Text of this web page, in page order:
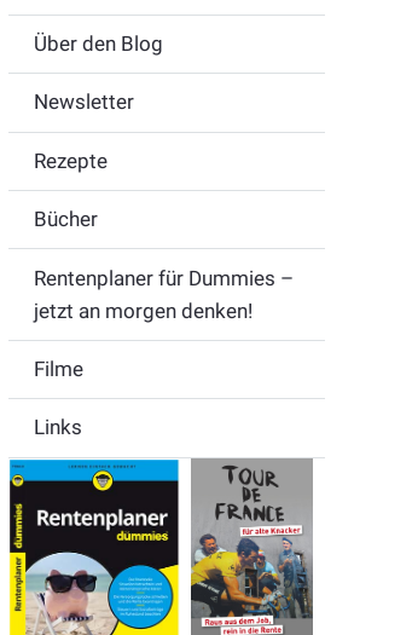
Über den Blog
Newsletter
Rezepte
Bücher
Rentenplaner für Dummies –
jetzt an morgen denken!
Filme
Links